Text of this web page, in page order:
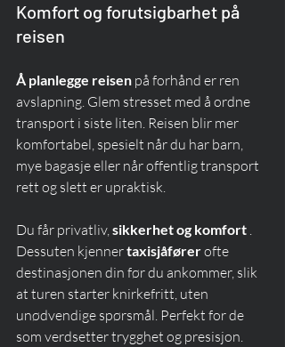
Komfort og forutsigbarhet på
reisen
Å planlegge reisen på forhånd er ren
avslapning. Glem stresset med å ordne
transport i siste liten. Reisen blir mer
komfortabel, spesielt når du har barn,
mye bagasje eller når offentlig transport
rett og slett er upraktisk.
Du får privatliv, sikkerhet og komfort .
Dessuten kjenner taxisjåfører ofte
destinasjonen din før du ankommer, slik
at turen starter knirkefritt, uten
unødvendige spørsmål. Perfekt for de
som verdsetter trygghet og presisjon.